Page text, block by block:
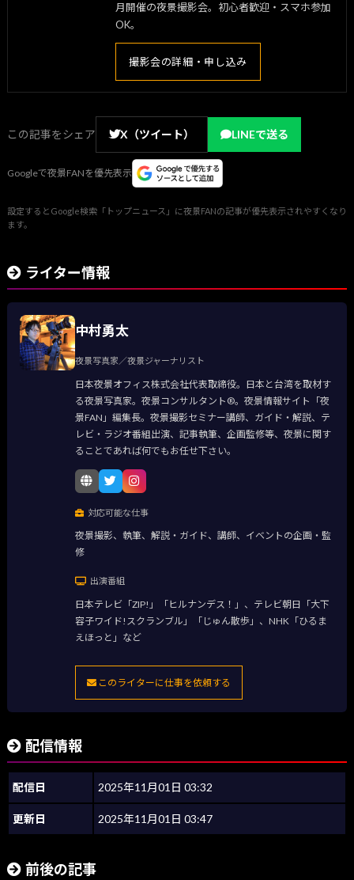
月開催の夜景撮影会。初心者歓迎・スマホ参加
OK。
撮影会の詳細・申し込み
この記事をシェア X（ツイート） LINEで送る
Googleで夜景FANを優先表示
設定するとGoogle検索「トップニュース」に夜景FANの記事が優先表示されやすくなり
ます。
ライター情報
中村勇太
夜景写真家／夜景ジャーナリスト
日本夜景オフィス株式会社代表取締役。日本と台湾を取材す
る夜景写真家。夜景コンサルタント®。夜景情報サイト「夜
景FAN」編集長。夜景撮影セミナー講師、ガイド・解説、テ
レビ・ラジオ番組出演、記事執筆、企画監修等、夜景に関す
ることであれば何でもお任せ下さい。
対応可能な仕事
夜景撮影、執筆、解説・ガイド、講師、イベントの企画・監
修
出演番組
日本テレビ「ZIP!」「ヒルナンデス！」、テレビ朝日「大下
容子ワイド!スクランブル」「じゅん散歩」、NHK「ひるま
えほっと」など
このライターに仕事を依頼する
配信情報
配信日 2025年11月01日 03:32
更新日 2025年11月01日 03:47
前後の記事